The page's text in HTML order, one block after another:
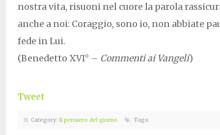
nostra vita, risuoni nel cuore la parola
anche a noi: Coraggio, sono io, non abbiate
fede in Lui.
(Benedetto XVI° – Commenti ai Vangeli)
Tweet
Category: Il pensiero del giorno Tags: